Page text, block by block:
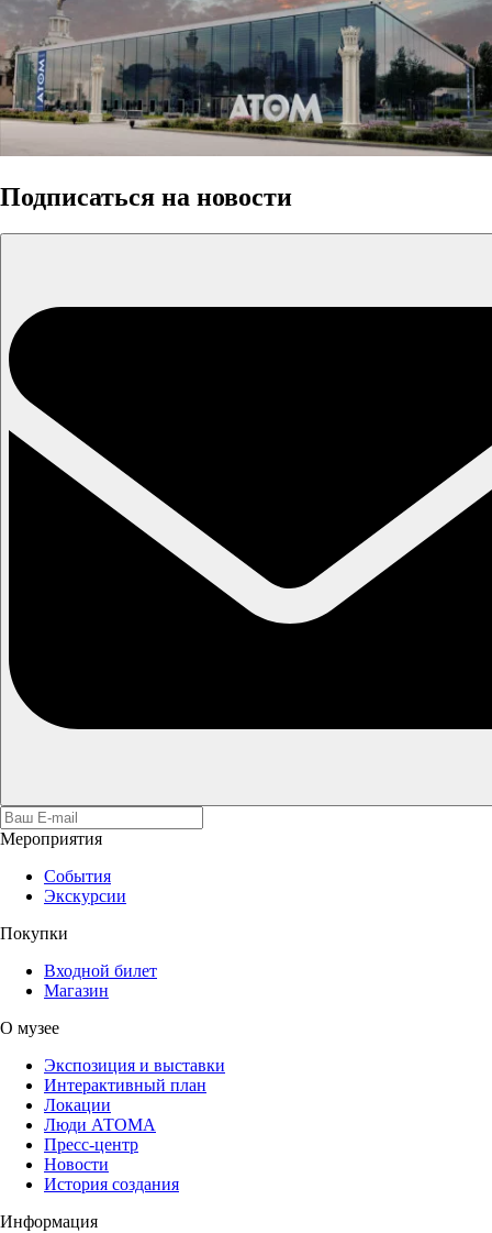
Подписаться на новости
Мероприятия
События
Экскурсии
Покупки
Входной билет
Магазин
О музее
Экспозиция и выставки
Интерактивный план
Локации
Люди АТОМА
Пресс-центр
Новости
История создания
Информация